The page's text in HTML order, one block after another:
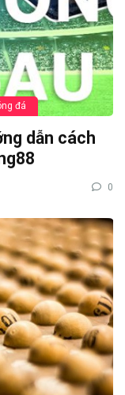
đá
dẫn cách
0